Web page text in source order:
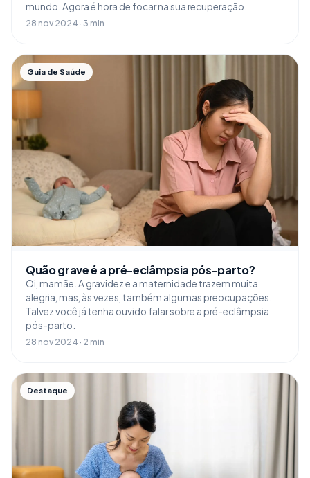
mundo. Agora é hora de focar na sua recuperação.
28 nov 2024 · 3 min
Guia de Saúde
Quão grave é a pré-eclâmpsia pós-parto?
Oi, mamãe. A gravidez e a maternidade trazem muita
alegria, mas, às vezes, também algumas preocupações.
Talvez você já tenha ouvido falar sobre a pré-eclâmpsia
pós-parto.
28 nov 2024 · 2 min
Destaque